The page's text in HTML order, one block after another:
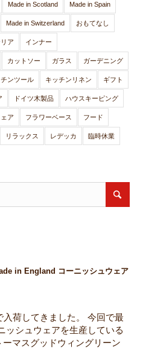
Made in Scotland Made in Spain
Made in Switzerland おもてなし
ア インナー
カットソー ガラス ガーデニング
ンツール キッチンリネン ギフト
ドイツ木製品 ハウスキーピング
ア フラワーベース フード
リラックス レデッカ 臨時休業
in England コーニッシュウェア
荷してきました。 今回で最
ッシュウェアを生産している
マスグッドウィングリーン